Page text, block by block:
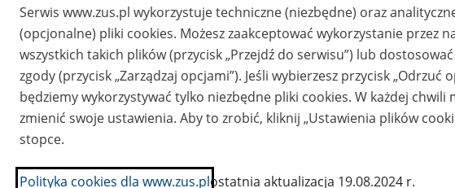
Nazwa
zlikwidowanego
zakładu pracy
Miejsce
przechowywania
dokumentów
Nr zespołu akt w
archiwum
państwowym
Daty
ELPROMONT Sp. z
o.o. w upadłości -
Zakład Archiwalny
Składnica Sp. z o.o. w
tel.; kom. 607 706
637; e-mail:
Serwis www.zus.pl wykorzystuje techniczne (niezbędne) oraz
(opcjonalne) pliki cookies. Możesz zaakceptować wykorzystanie przez
wszystkich takich plików (przycisk „Przejdź do serwisu”) lub
zgody (przycisk „Zarządzaj opcjami”). Jeśli wybierzesz przycisk „Odrzuć
będziemy wykorzystywać tylko niezbędne pliki cookies. W każdej chwili
zmienić swoje ustawienia. Aby to zrobić, kliknij „Ustawienia plików
stopce.
Polityka cookies dla www.zus.plostatnia aktualizacja 19.08.2024 r.